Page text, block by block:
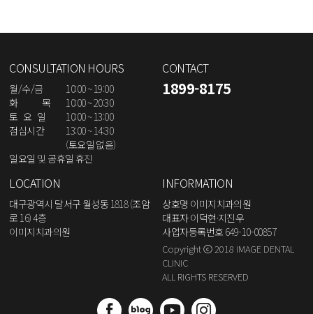
CONSULTATION HOURS
월/수/금
10:00 ~ 19:00
화 목
10:00 ~ 20:30
토 요 일
10:00 ~ 13:00
점심시간
13:00 ~ 14:30
(토요일 없음)
일요일 및 공휴일 휴진
CONTACT
1899-8175
LOCATION
대구광역시 달서구 월성동 1818 (조암
로 16) 4층
이미지치과의원
INFORMATION
상호명 이미지치과의원
대표자 이덕현·지진우
사업자등록번호 649-10-00857
Copyright ⓒ 2018 IMAGE DENTAL
CLINIC
ALL RIGHTS RESERVED